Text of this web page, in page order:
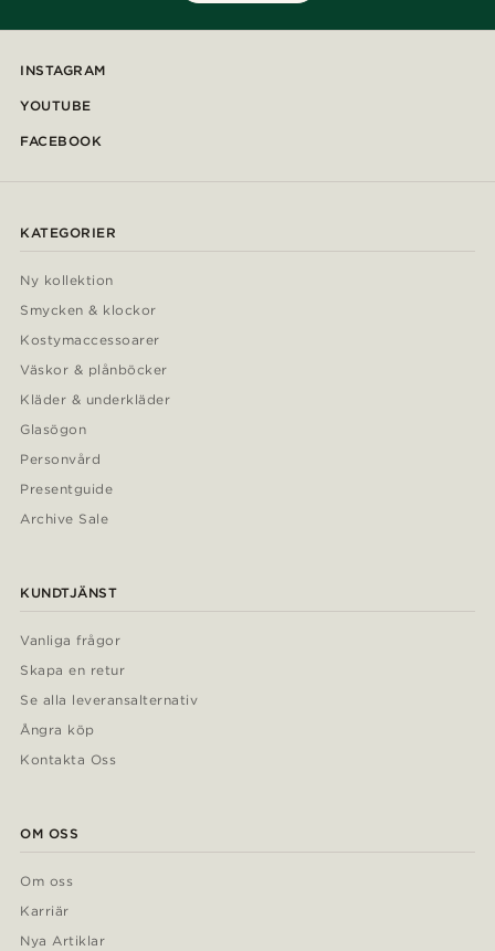
INSTAGRAM
YOUTUBE
FACEBOOK
KATEGORIER
Ny kollektion
Smycken & klockor
Kostymaccessoarer
Väskor & plånböcker
Kläder & underkläder
Glasögon
Personvård
Presentguide
Archive Sale
KUNDTJÄNST
Vanliga frågor
Skapa en retur
Se alla leveransalternativ
Ångra köp
Kontakta Oss
OM OSS
Om oss
Karriär
Nya Artiklar